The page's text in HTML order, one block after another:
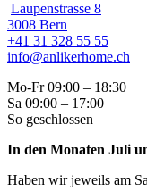
Laupenstrasse 8
3008 Bern
+41 31 328 55 55
info@anlikerhome.ch
Mo-Fr 09:00 – 18:30
Sa 09:00 – 17:00
So geschlossen
In den Monaten Juli
Haben wir jeweils am